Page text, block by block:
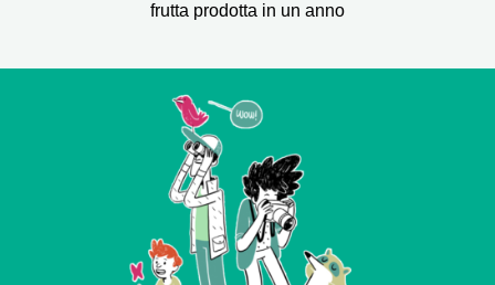
frutta prodotta in un anno